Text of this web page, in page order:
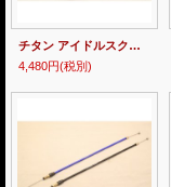
チタン アイドルスクリュー【 MC18 】
4,480円(税別)